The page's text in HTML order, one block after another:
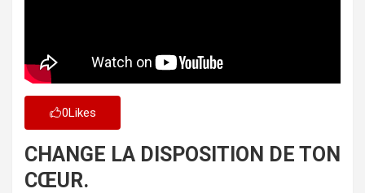
0Likes
CHANGE LA DISPOSITION DE TON
CŒUR.